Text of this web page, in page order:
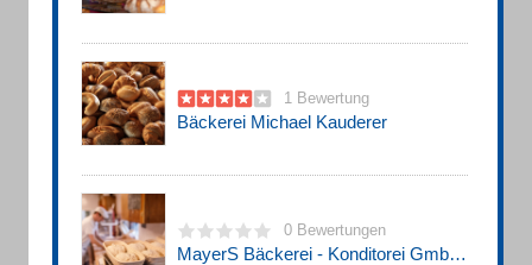
1 Bewertung
Bäckerei Michael Kauderer
0 Bewertungen
MayerS Bäckerei - Konditorei GmbH & Co. KG